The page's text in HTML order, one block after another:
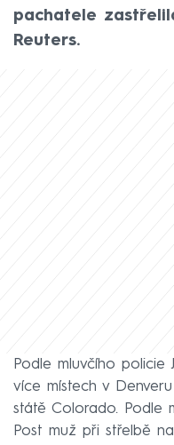
pachatele
Reuters.
Podle mluvčího policie
více místech v
státě Colorado. Podle
Post muž při střelbě